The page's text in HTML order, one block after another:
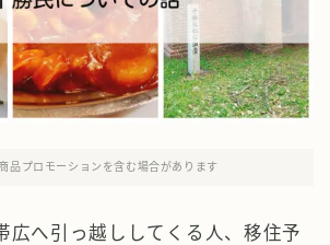
品プロモーションを含む場合があります
広へ引っ越ししてくる人、移住予